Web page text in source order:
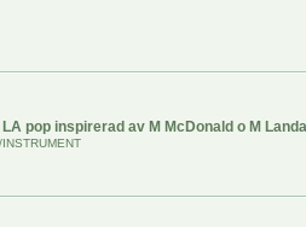
pop inspirerad av M McDonald o M